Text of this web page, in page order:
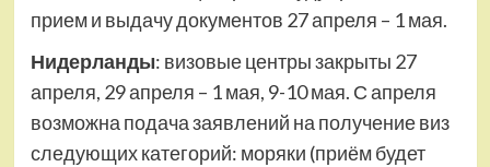
прием и выдачу документов 27 апреля – 1 мая.
Нидерланды: визовые центры закрыты 27
апреля, 29 апреля – 1 мая, 9-10 мая. С апреля
возможна подача заявлений на получение виз
следующих категорий: моряки (приём будет